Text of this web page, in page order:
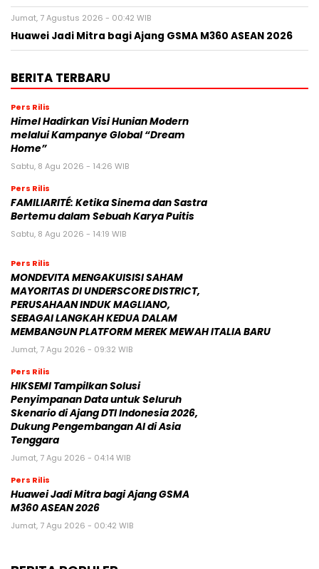
Jumat, 7 Agustus 2026 - 00:42 WIB
Huawei Jadi Mitra bagi Ajang GSMA M360 ASEAN 2026
BERITA TERBARU
Pers Rilis
Himel Hadirkan Visi Hunian Modern
melalui Kampanye Global “Dream
Home”
Sabtu, 8 Agu 2026 - 14:26 WIB
Pers Rilis
FAMILIARITÉ: Ketika Sinema dan Sastra
Bertemu dalam Sebuah Karya Puitis
Sabtu, 8 Agu 2026 - 14:19 WIB
Pers Rilis
MONDEVITA MENGAKUISISI SAHAM
MAYORITAS DI UNDERSCORE DISTRICT,
PERUSAHAAN INDUK MAGLIANO,
SEBAGAI LANGKAH KEDUA DALAM
MEMBANGUN PLATFORM MEREK MEWAH ITALIA BARU
Jumat, 7 Agu 2026 - 09:32 WIB
Pers Rilis
HIKSEMI Tampilkan Solusi
Penyimpanan Data untuk Seluruh
Skenario di Ajang DTI Indonesia 2026,
Dukung Pengembangan AI di Asia
Tenggara
Jumat, 7 Agu 2026 - 04:14 WIB
Pers Rilis
Huawei Jadi Mitra bagi Ajang GSMA
M360 ASEAN 2026
Jumat, 7 Agu 2026 - 00:42 WIB